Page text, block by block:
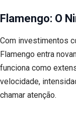
Flamengo: O
Com investimentos
Flamengo entra
funciona como
velocidade,
chamar atenção.